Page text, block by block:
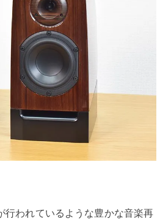
行われているような豊かな音楽再